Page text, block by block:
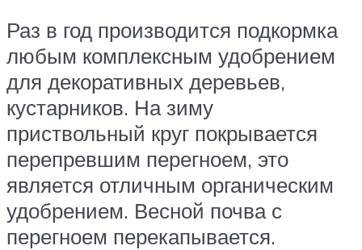
Раз в год производится подкормка
любым комплексным удобрением
для декоративных деревьев,
кустарников. На зиму
приствольный круг покрывается
перепревшим перегноем, это
является отличным органическим
удобрением. Весной почва с
перегноем перекапывается.